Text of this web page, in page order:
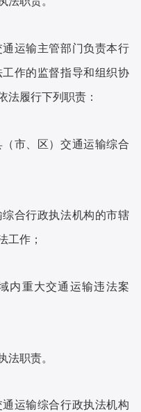
运输主管部门负责本行
作的监督指导和组织协
法履行下列职责：
市、区）交通运输综合
合行政执法机构的市辖
工作；
重大交通运输违法案
职责。
运输综合行政执法机构